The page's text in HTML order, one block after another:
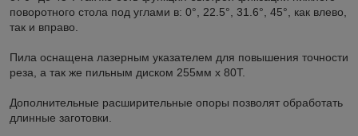
поворотного стола под углами в: 0°, 22.5°, 31.6°, 45°, как влево,
так и вправо.
Пила оснащена лазерным указателем для повышения точности
реза, а так же пильным диском 255мм х 80Т.
Дополнительные расширительные опоры позволят обработать
длинные заготовки.